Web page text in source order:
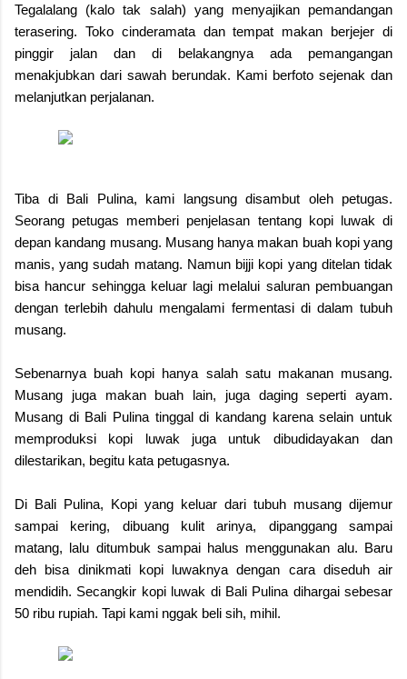
Tegalalang (kalo tak salah) yang menyajikan pemandangan
terasering. Toko cinderamata dan tempat makan berjejer di
pinggir jalan dan di belakangnya ada pemangangan
menakjubkan dari sawah berundak. Kami berfoto sejenak dan
melanjutkan perjalanan.
Tiba di Bali Pulina, kami langsung disambut oleh petugas.
Seorang petugas memberi penjelasan tentang kopi luwak di
depan kandang musang. Musang hanya makan buah kopi yang
manis, yang sudah matang. Namun bijji kopi yang ditelan tidak
bisa hancur sehingga keluar lagi melalui saluran pembuangan
dengan terlebih dahulu mengalami fermentasi di dalam tubuh
musang.
Sebenarnya buah kopi hanya salah satu makanan musang.
Musang juga makan buah lain, juga daging seperti ayam.
Musang di Bali Pulina tinggal di kandang karena selain untuk
memproduksi kopi luwak juga untuk dibudidayakan dan
dilestarikan, begitu kata petugasnya.
Di Bali Pulina, Kopi yang keluar dari tubuh musang dijemur
sampai kering, dibuang kulit arinya, dipanggang sampai
matang, lalu ditumbuk sampai halus menggunakan alu. Baru
deh bisa dinikmati kopi luwaknya dengan cara diseduh air
mendidih. Secangkir kopi luwak di Bali Pulina dihargai sebesar
50 ribu rupiah. Tapi kami nggak beli sih, mihil.